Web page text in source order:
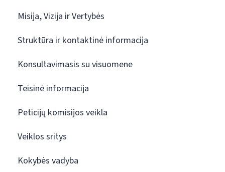
Misija, Vizija ir Vertybės
Struktūra ir kontaktinė informacija
Konsultavimasis su visuomene
Teisinė informacija
Peticijų komisijos veikla
Veiklos sritys
Kokybės vadyba